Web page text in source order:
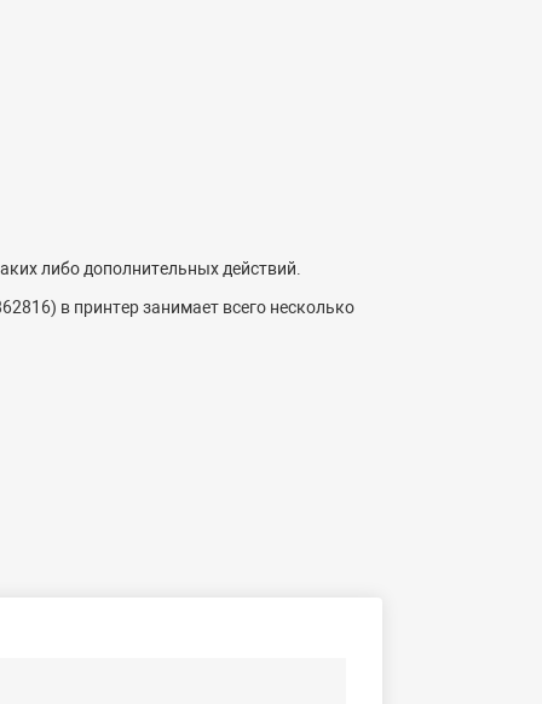
либо дополнительных действий.
в принтер занимает всего несколько